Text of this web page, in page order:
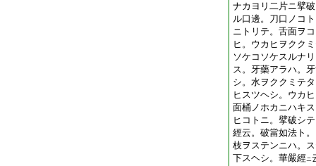
ナカヨリ二片ニ擘
ル口邊。刀口ノコ
ニトリテ。舌面ヲ
ヒ。ウカヒヲクク
ソケコソケスルナ
ス。牙藥アラハ。
シ。水ヲククミテ
ヒスツヘシ。ウカ
面桶ノホカニハキ
ヒコトニ。擘破シ
經云。破當如法ト
枝ヲステンニハ。
下スヘシ。華嚴經ニ